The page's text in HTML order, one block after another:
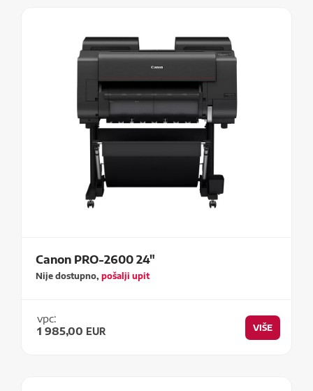
Canon PRO-2600 24"
Nije dostupno,pošalji upit
vpc:
1 985,00 EUR VIŠE